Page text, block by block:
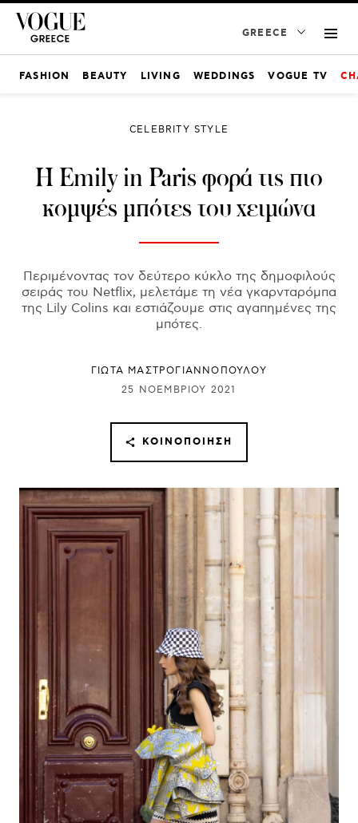
GREECE
FASHION BEAUTY LIVING WEDDINGS VOGUE TV
CELEBRITY STYLE
H Emily in Paris φορά τις πιο
κομψές μπότες του χειμώνα
Περιμένοντας τον δεύτερο κύκλο της δημοφιλούς
σειράς του Netflix, μελετάμε τη νέα γκαρνταρόμπα
της Lily Colins και εστιάζουμε στις αγαπημένες της
μπότες.
ΓΙΩΤΑ ΜΑΣΤΡΟΓΙΑΝΝΟΠΟΥΛΟΥ
25 ΝΟΕΜΒΡΊΟΥ 2021
ΚΟΙΝΟΠΟΊΗΣΗ